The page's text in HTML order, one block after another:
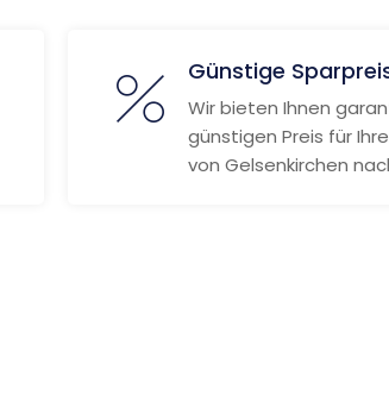
Günstige
Wir bieten Ihnen
günstigen Preis für
von Gelsenkirchen